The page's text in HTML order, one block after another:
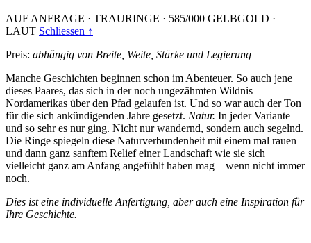
AUF ANFRAGE · TRAURINGE · 585/000 GELBGOLD ·
LAUT Schliessen ↑
Preis: abhängig von Breite, Weite, Stärke und Legierung
Manche Geschichten beginnen schon im Abenteuer. So auch jene
dieses Paares, das sich in der noch ungezähmten Wildnis
Nordamerikas über den Pfad gelaufen ist. Und so war auch der Ton
für die sich ankündigenden Jahre gesetzt. Natur. In jeder Variante
und so sehr es nur ging. Nicht nur wandernd, sondern auch segelnd.
Die Ringe spiegeln diese Naturverbundenheit mit einem mal rauen
und dann ganz sanftem Relief einer Landschaft wie sie sich
vielleicht ganz am Anfang angefühlt haben mag – wenn nicht immer
noch.
Dies ist eine individuelle Anfertigung, aber auch eine Inspiration für
Ihre Geschichte.